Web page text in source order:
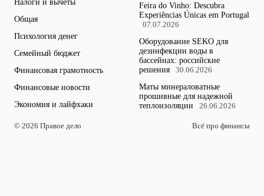
Налоги и вычеты
Общая
Психология денег
Семейный бюджет
Финансовая грамотность
Финансовые новости
Экономия и лайфхаки
Feira do Vinho: Descubra
Experiências Únicas em Portugal
07.07.2026
Оборудование SEKO для
дезинфекции воды в
бассейнах: российские
решения
30.06.2026
Маты минераловатные
прошивные для надежной
теплоизоляции
26.06.2026
© 2026 Правое дело Всё про финансы